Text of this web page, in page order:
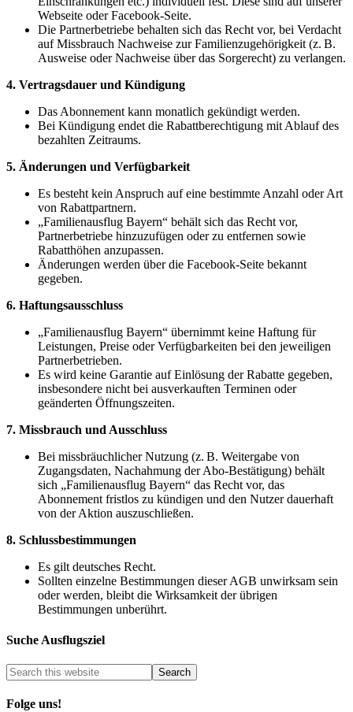
Webseite oder Facebook-Seite.
Die Partnerbetriebe behalten sich das Recht vor, bei Verdacht
auf Missbrauch Nachweise zur Familienzugehörigkeit (z. B.
Ausweise oder Nachweise über das Sorgerecht) zu verlangen.
4. Vertragsdauer und Kündigung
Das Abonnement kann monatlich gekündigt werden.
Bei Kündigung endet die Rabattberechtigung mit Ablauf des
bezahlten Zeitraums.
5. Änderungen und Verfügbarkeit
Es besteht kein Anspruch auf eine bestimmte Anzahl oder Art
von Rabattpartnern.
„Familienausflug Bayern“ behält sich das Recht vor,
Partnerbetriebe hinzuzufügen oder zu entfernen sowie
Rabatthöhen anzupassen.
Änderungen werden über die Facebook-Seite bekannt
gegeben.
6. Haftungsausschluss
„Familienausflug Bayern“ übernimmt keine Haftung für
Leistungen, Preise oder Verfügbarkeiten bei den jeweiligen
Partnerbetrieben.
Es wird keine Garantie auf Einlösung der Rabatte gegeben,
insbesondere nicht bei ausverkauften Terminen oder
geänderten Öffnungszeiten.
7. Missbrauch und Ausschluss
Bei missbräuchlicher Nutzung (z. B. Weitergabe von
Zugangsdaten, Nachahmung der Abo-Bestätigung) behält
sich „Familienausflug Bayern“ das Recht vor, das
Abonnement fristlos zu kündigen und den Nutzer dauerhaft
von der Aktion auszuschließen.
8. Schlussbestimmungen
Es gilt deutsches Recht.
Sollten einzelne Bestimmungen dieser AGB unwirksam sein
oder werden, bleibt die Wirksamkeit der übrigen
Bestimmungen unberührt.
Suche Ausflugsziel
Folge uns!